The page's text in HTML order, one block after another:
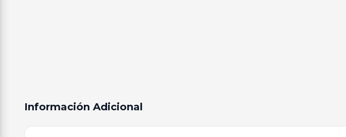
Información Adicional